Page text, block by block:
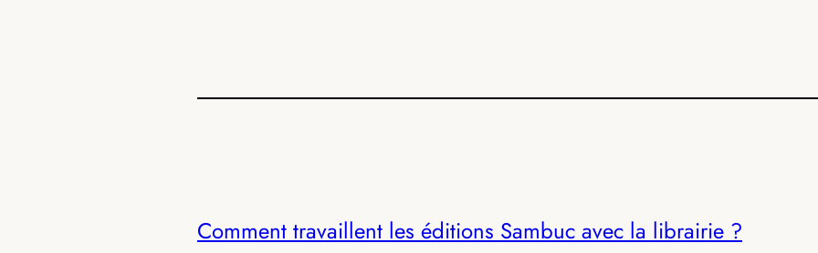
Comment travaillent les éditions Sambuc avec la librairie ?